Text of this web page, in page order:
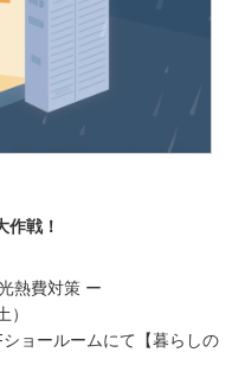
作戦！
熱費対策 ー
ョールームにて【暮らしの